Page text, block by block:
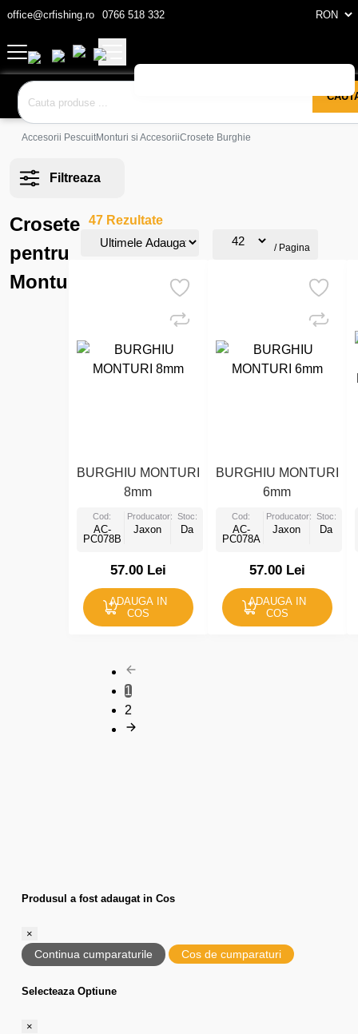
office@crfishing.ro 0766 518 332
Accesorii PescuitMonturi si AccesoriiCrosete Burghie
Filtreaza
Crosete
pentru
Monturi
47 Rezultate
/ Pagina
BURGHIU MONTURI
8mm
Cod:
AC-
PC078B
Producator:
Jaxon
Stoc:
Da
57.00 Lei
ADAUGA IN
COS
BURGHIU MONTURI
6mm
Cod:
AC-
PC078A
Producator:
Jaxon
Stoc:
Da
57.00 Lei
ADAUGA IN
COS
1
2
Produsul a fost adaugat in Cos
×
Continua cumparaturile Cos de cumparaturi
Selecteaza Optiune
×